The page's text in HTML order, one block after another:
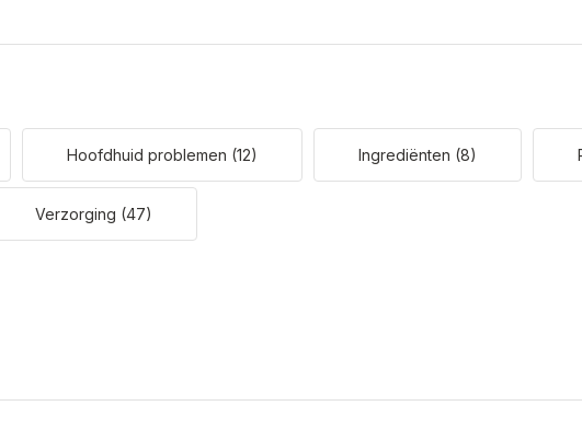
Hoofdhuid problemen (12) Ingrediënten (8)
Verzorging (47)